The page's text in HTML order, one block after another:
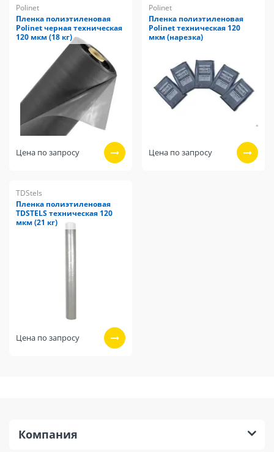
Polinet
Пленка полиэтиленовая
Polinet черная техническая
120 мкм (18 кг)
Цена по запросу
Polinet
Пленка полиэтиленовая
Polinet техническая 120
мкм (нарезка)
Цена по запросу
TDStels
Пленка полиэтиленовая
TDSTELS техническая 120
мкм (21 кг)
Цена по запросу
Компания